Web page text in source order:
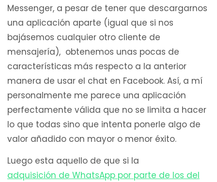
Messenger, a pesar de tener que descargarnos
una aplicación aparte (igual que si nos
bajásemos cualquier otro cliente de
mensajería), obtenemos unas pocas de
características más respecto a la anterior
manera de usar el chat en Facebook. Así, a mí
personalmente me parece una aplicación
perfectamente válida que no se limita a hacer
lo que todas sino que intenta ponerle algo de
valor añadido con mayor o menor éxito.
Luego esta aquello de que si la
adquisición de WhatsApp por parte de los del